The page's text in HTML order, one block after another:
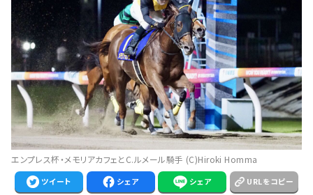
エンプレス杯・メモリアカフェとC.ルメール騎手 (C)Hiroki Homma
ツイート シェア シェア URLをコピー